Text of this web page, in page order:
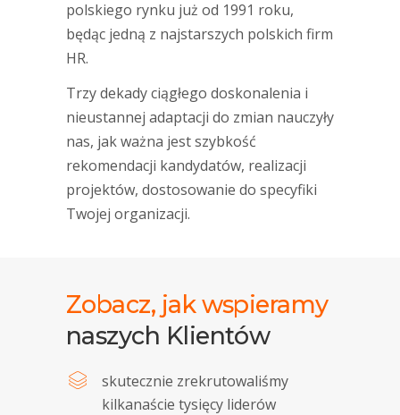
polskiego rynku już od 1991 roku,
będąc jedną z najstarszych polskich firm
HR.
Trzy dekady ciągłego doskonalenia i
nieustannej adaptacji do zmian nauczyły
nas, jak ważna jest szybkość
rekomendacji kandydatów, realizacji
projektów, dostosowanie do specyfiki
Twojej organizacji.
Zobacz, jak wspieramy
naszych Klientów
skutecznie zrekrutowaliśmy
kilkanaście tysięcy liderów